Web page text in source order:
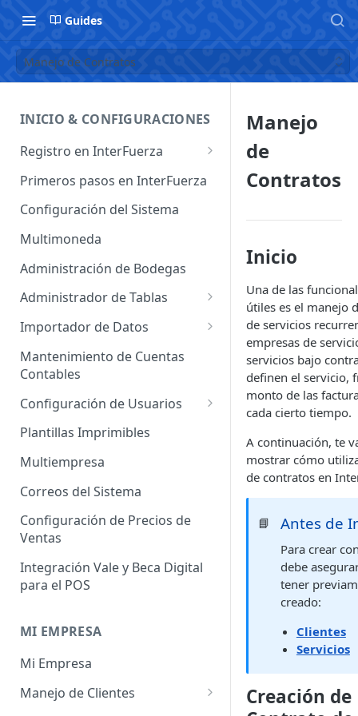
Guides
Manejo de Contratos
INICIO & CONFIGURACIONES
Registro en InterFuerza
Iniciar Sesión en InterFuerza
Recuperar Contraseña
Cómo pagar en línea sus
Primeros pasos en InterFuerza
Configuración del Sistema
Multimoneda
Administración de Bodegas
Administrador de Tablas
Administrador de Tablas de
Clientes
Administrador de Tablas para
Administrador de Tablas para
CRM
Administrador de Tablas para
Impuestos
Inventario
Sistema
Administrador de Tablas de
Importador de Datos
Importador de Cuentas
Contables
Importador de Clientes
Importador de Proveedores
Importador de Productos
Importador de Activos Fijos
Importador de Lista de Precios
Importador de Ajuste de
Inventario
Importador de Prospectos
Cobrar
Importador de Cuentas por
Pagar
Mantenimiento de Cuentas
Contables
Configuración de Usuarios
Permisos de Usuarios
Usuarios Invitados
Perfil de Usuario
Cómo eliminar usuarios
Plantillas Imprimibles
Multiempresa
Correos del Sistema
Configuración de Precios de
Ventas
Integración Vale y Beca Digital
para el POS
MI EMPRESA
Mi Empresa
Manejo de Clientes
Manejo
de
Contratos
Inicio
Una de las
útiles es el manejo
de servicios
empresas de
servicios bajo
definen el servicio,
monto de las
cada cierto tiempo.
A continuación, te
mostrar cómo
de contratos en
📘 Antes de
Para crear
debe
tener
creado:
Clientes
Servicios
Creación de